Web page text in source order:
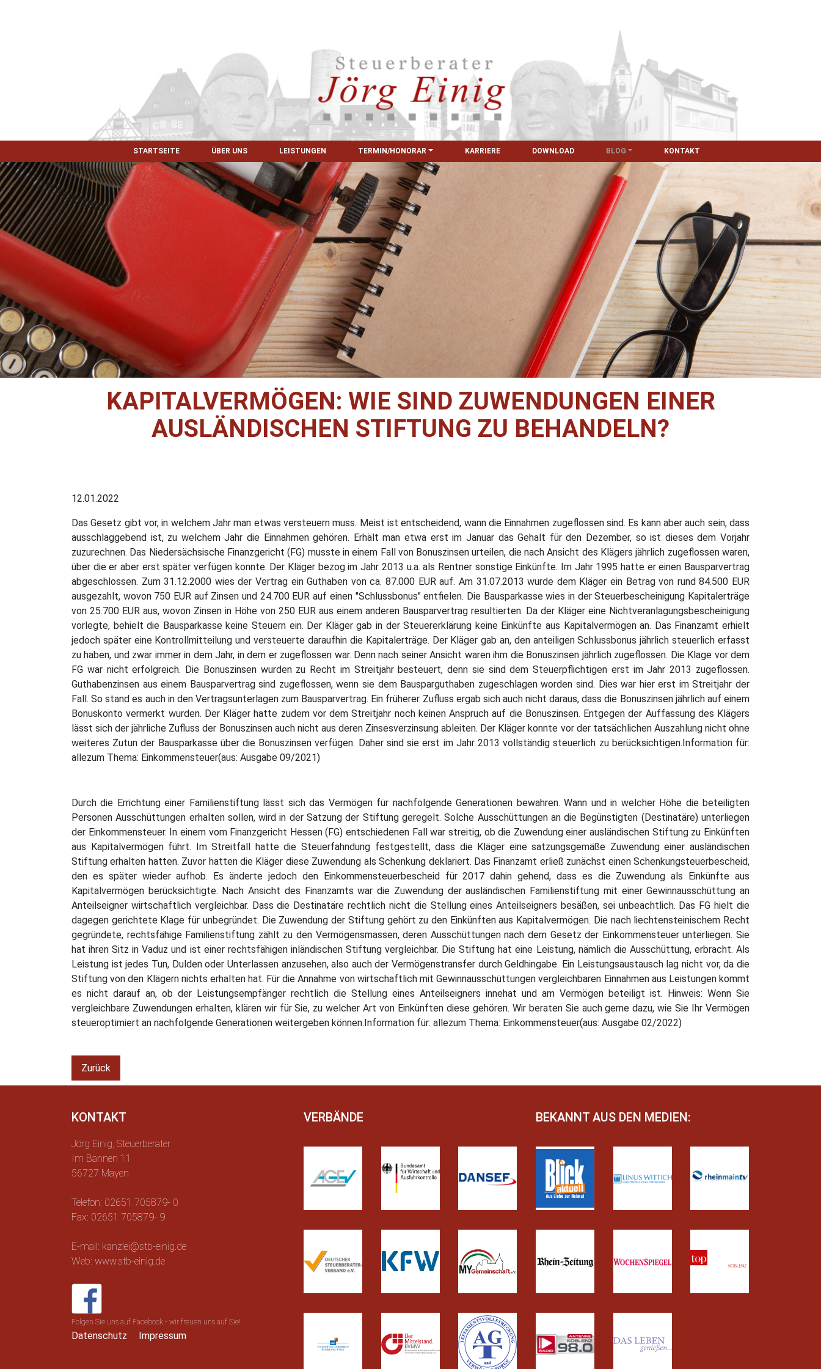
STARTSEITE ÜBER UNS LEISTUNGEN TERMIN/HONORAR KARRIERE DOWNLOAD BLOG KONTAKT
KAPITALVERMÖGEN: WIE SIND ZUWENDUNGEN EINER
AUSLÄNDISCHEN STIFTUNG ZU BEHANDELN?
12.01.2022
Das Gesetz gibt vor, in welchem Jahr man etwas versteuern muss. Meist ist entscheidend, wann die Einnahmen zugeflossen sind. Es kann aber auch sein, dass
ausschlaggebend ist, zu welchem Jahr die Einnahmen gehören. Erhält man etwa erst im Januar das Gehalt für den Dezember, so ist dieses dem Vorjahr
zuzurechnen. Das Niedersächsische Finanzgericht (FG) musste in einem Fall von Bonuszinsen urteilen, die nach Ansicht des Klägers jährlich zugeflossen waren,
über die er aber erst später verfügen konnte. Der Kläger bezog im Jahr 2013 u.a. als Rentner sonstige Einkünfte. Im Jahr 1995 hatte er einen Bausparvertrag
abgeschlossen. Zum 31.12.2000 wies der Vertrag ein Guthaben von ca. 87.000 EUR auf. Am 31.07.2013 wurde dem Kläger ein Betrag von rund 84.500 EUR
ausgezahlt, wovon 750 EUR auf Zinsen und 24.700 EUR auf einen "Schlussbonus" entfielen. Die Bausparkasse wies in der Steuerbescheinigung Kapitalerträge
von 25.700 EUR aus, wovon Zinsen in Höhe von 250 EUR aus einem anderen Bausparvertrag resultierten. Da der Kläger eine Nichtveranlagungsbescheinigung
vorlegte, behielt die Bausparkasse keine Steuern ein. Der Kläger gab in der Steuererklärung keine Einkünfte aus Kapitalvermögen an. Das Finanzamt erhielt
jedoch später eine Kontrollmitteilung und versteuerte daraufhin die Kapitalerträge. Der Kläger gab an, den anteiligen Schlussbonus jährlich steuerlich erfasst
zu haben, und zwar immer in dem Jahr, in dem er zugeflossen war. Denn nach seiner Ansicht waren ihm die Bonuszinsen jährlich zugeflossen. Die Klage vor dem
FG war nicht erfolgreich. Die Bonuszinsen wurden zu Recht im Streitjahr besteuert, denn sie sind dem Steuerpflichtigen erst im Jahr 2013 zugeflossen.
Guthabenzinsen aus einem Bausparvertrag sind zugeflossen, wenn sie dem Bausparguthaben zugeschlagen worden sind. Dies war hier erst im Streitjahr der
Fall. So stand es auch in den Vertragsunterlagen zum Bausparvertrag. Ein früherer Zufluss ergab sich auch nicht daraus, dass die Bonuszinsen jährlich auf einem
Bonuskonto vermerkt wurden. Der Kläger hatte zudem vor dem Streitjahr noch keinen Anspruch auf die Bonuszinsen. Entgegen der Auffassung des Klägers
lässt sich der jährliche Zufluss der Bonuszinsen auch nicht aus deren Zinsesverzinsung ableiten. Der Kläger konnte vor der tatsächlichen Auszahlung nicht ohne
weiteres Zutun der Bausparkasse über die Bonuszinsen verfügen. Daher sind sie erst im Jahr 2013 vollständig steuerlich zu berücksichtigen.Information für:
allezum Thema: Einkommensteuer(aus: Ausgabe 09/2021)
Durch die Errichtung einer Familienstiftung lässt sich das Vermögen für nachfolgende Generationen bewahren. Wann und in welcher Höhe die beteiligten
Personen Ausschüttungen erhalten sollen, wird in der Satzung der Stiftung geregelt. Solche Ausschüttungen an die Begünstigten (Destinatäre) unterliegen
der Einkommensteuer. In einem vom Finanzgericht Hessen (FG) entschiedenen Fall war streitig, ob die Zuwendung einer ausländischen Stiftung zu Einkünften
aus Kapitalvermögen führt. Im Streitfall hatte die Steuerfahndung festgestellt, dass die Kläger eine satzungsgemäße Zuwendung einer ausländischen
Stiftung erhalten hatten. Zuvor hatten die Kläger diese Zuwendung als Schenkung deklariert. Das Finanzamt erließ zunächst einen Schenkungsteuerbescheid,
den es später wieder aufhob. Es änderte jedoch den Einkommensteuerbescheid für 2017 dahin gehend, dass es die Zuwendung als Einkünfte aus
Kapitalvermögen berücksichtigte. Nach Ansicht des Finanzamts war die Zuwendung der ausländischen Familienstiftung mit einer Gewinnausschüttung an
Anteilseigner wirtschaftlich vergleichbar. Dass die Destinatäre rechtlich nicht die Stellung eines Anteilseigners besäßen, sei unbeachtlich. Das FG hielt die
dagegen gerichtete Klage für unbegründet. Die Zuwendung der Stiftung gehört zu den Einkünften aus Kapitalvermögen. Die nach liechtensteinischem Recht
gegründete, rechtsfähige Familienstiftung zählt zu den Vermögensmassen, deren Ausschüttungen nach dem Gesetz der Einkommensteuer unterliegen. Sie
hat ihren Sitz in Vaduz und ist einer rechtsfähigen inländischen Stiftung vergleichbar. Die Stiftung hat eine Leistung, nämlich die Ausschüttung, erbracht. Als
Leistung ist jedes Tun, Dulden oder Unterlassen anzusehen, also auch der Vermögenstransfer durch Geldhingabe. Ein Leistungsaustausch lag nicht vor, da die
Stiftung von den Klägern nichts erhalten hat. Für die Annahme von wirtschaftlich mit Gewinnausschüttungen vergleichbaren Einnahmen aus Leistungen kommt
es nicht darauf an, ob der Leistungsempfänger rechtlich die Stellung eines Anteilseigners innehat und am Vermögen beteiligt ist. Hinweis: Wenn Sie
vergleichbare Zuwendungen erhalten, klären wir für Sie, zu welcher Art von Einkünften diese gehören. Wir beraten Sie auch gerne dazu, wie Sie Ihr Vermögen
steueroptimiert an nachfolgende Generationen weitergeben können.Information für: allezum Thema: Einkommensteuer(aus: Ausgabe 02/2022)
Zurück
KONTAKT
Jörg Einig, Steuerberater
Im Bannen 11
56727 Mayen
Telefon: 02651 705879- 0
Fax: 02651 705879- 9
E-mail: kanzlei@stb-einig.de
Web: www.stb-einig.de
Folgen Sie uns auf Facebook - wir freuen uns auf Sie!
Datenschutz Impressum
VERBÄNDE BEKANNT AUS DEN MEDIEN: